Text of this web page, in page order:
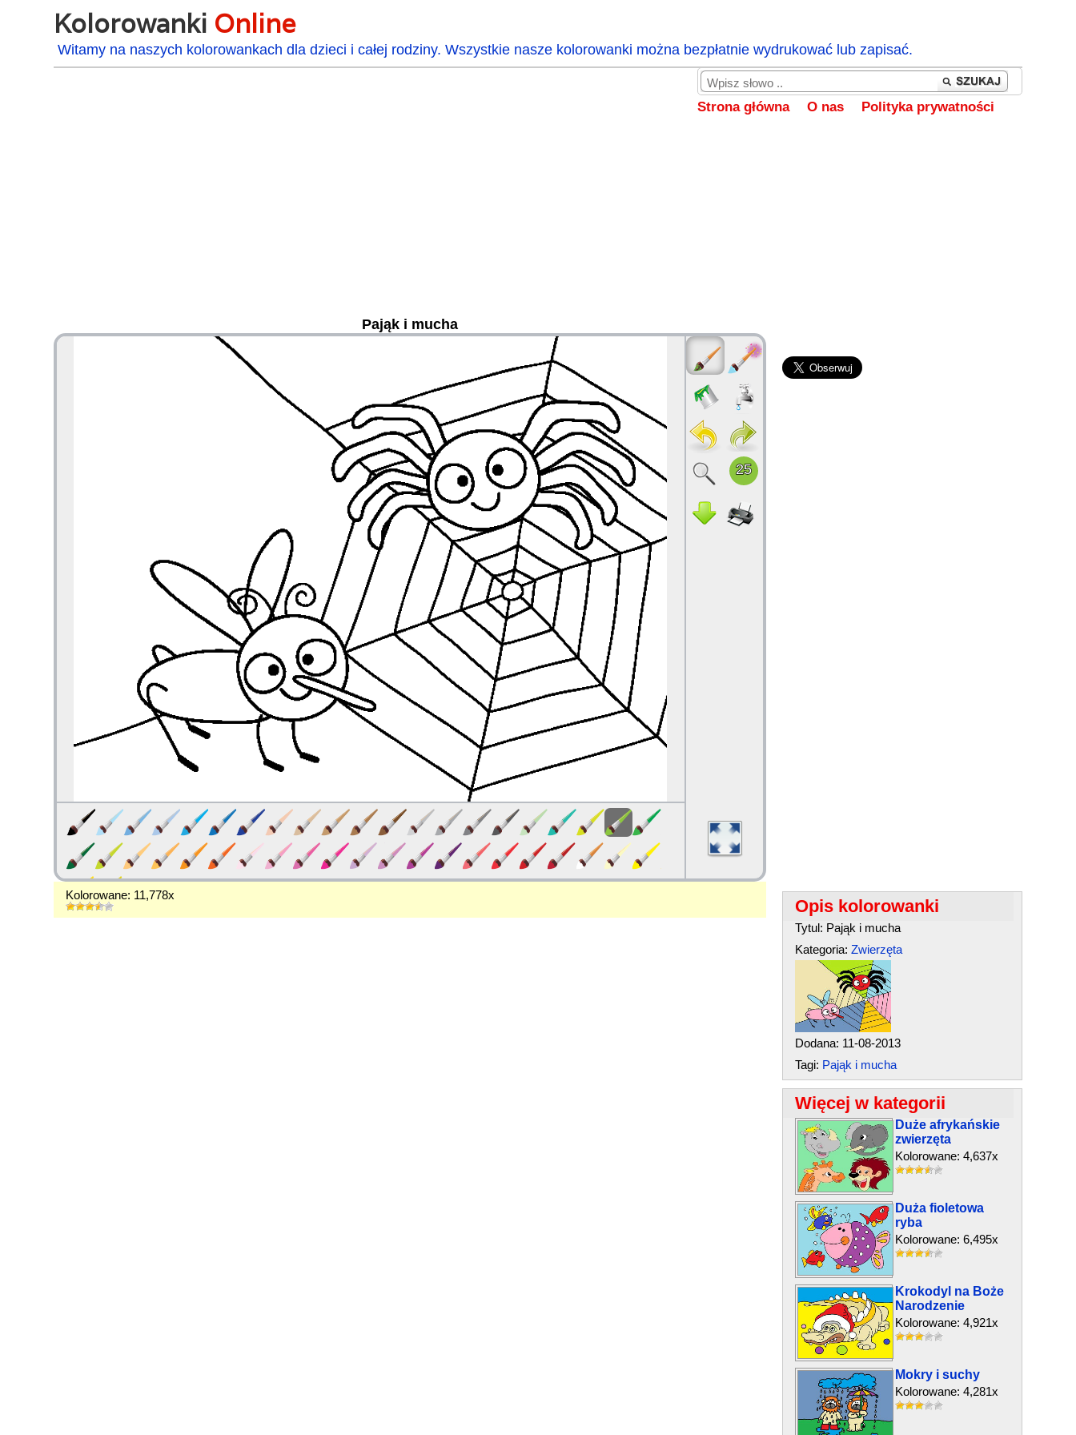
Kolorowanki Online
Witamy na naszych kolorowankach dla dzieci i całej rodziny. Wszystkie nasze kolorowanki można bezpłatnie wydrukować lub zapisać.
Strona główna O nas Polityka prywatności
Pająk i mucha
Kolorowane: 11,778x
Opis kolorowanki
Tytul: Pająk i mucha
Kategoria: Zwierzęta
Dodana: 11-08-2013
Tagi: Pająk i mucha
Więcej w kategorii
Duże afrykańskie
zwierzęta
Kolorowane: 4,637x
Duża fioletowa
ryba
Kolorowane: 6,495x
Krokodyl na Boże
Narodzenie
Kolorowane: 4,921x
Mokry i suchy
Kolorowane: 4,281x